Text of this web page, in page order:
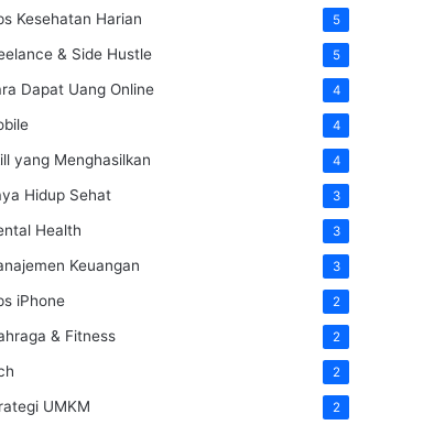
Kesehatan Harian 5
& Side Hustle 5
Dapat Uang Online 4
4
yang Menghasilkan 4
Hidup Sehat 3
Health 3
Keuangan 3
iPhone 2
& Fitness 2
2
UMKM 2